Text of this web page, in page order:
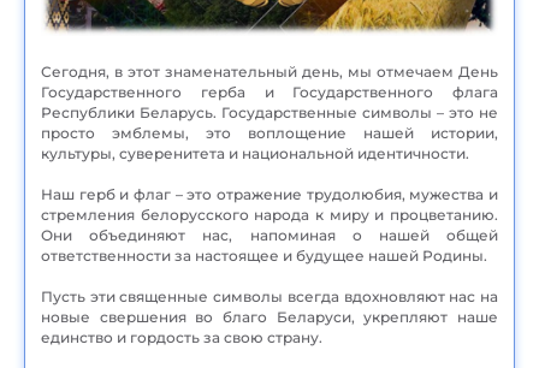
Сегодня, в этот знаменательный день, мы отмечаем День
Государственного герба и Государственного флага
Республики Беларусь. Государственные символы – это не
просто эмблемы, это воплощение нашей истории,
культуры, суверенитета и национальной идентичности.
Наш герб и флаг – это отражение трудолюбия, мужества и
стремления белорусского народа к миру и процветанию.
Они объединяют нас, напоминая о нашей общей
ответственности за настоящее и будущее нашей Родины.
Пусть эти священные символы всегда вдохновляют нас на
новые свершения во благо Беларуси, укрепляют наше
единство и гордость за свою страну.